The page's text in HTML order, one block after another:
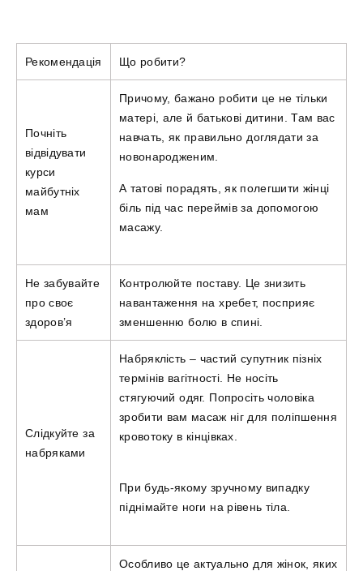
Рекомендація Що робити?
Почніть
відвідувати
курси
майбутніх
мам
Причому, бажано робити це не тільки
матері, але й батькові дитини. Там вас
навчать, як правильно доглядати за
новонародженим.
А татові порадять, як полегшити жінці
біль під час переймів за допомогою
масажу.
Не забувайте
про своє
здоров’я
Контролюйте поставу. Це знизить
навантаження на хребет, посприяє
зменшенню болю в спині.
Слідкуйте за
набряками
Набряклість – частий супутник пізніх
термінів вагітності. Не носіть
стягуючий одяг. Попросіть чоловіка
зробити вам масаж ніг для поліпшення
кровотоку в кінцівках.
При будь-якому зручному випадку
піднімайте ноги на рівень тіла.
Особливо це актуально для жінок, яких